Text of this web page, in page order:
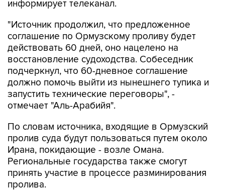
информирует телеканал.
"Источник продолжил, что предложенное
соглашение по Ормузскому проливу будет
действовать 60 дней, оно нацелено на
восстановление судоходства. Собеседник
подчеркнул, что 60-дневное соглашение
должно помочь выйти из нынешнего тупика и
запустить технические переговоры", -
отмечает "Аль-Арабийя".
По словам источника, входящие в Ормузский
пролив суда будут пользоваться путем около
Ирана, покидающие - возле Омана.
Региональные государства также смогут
принять участие в процессе разминирования
пролива.